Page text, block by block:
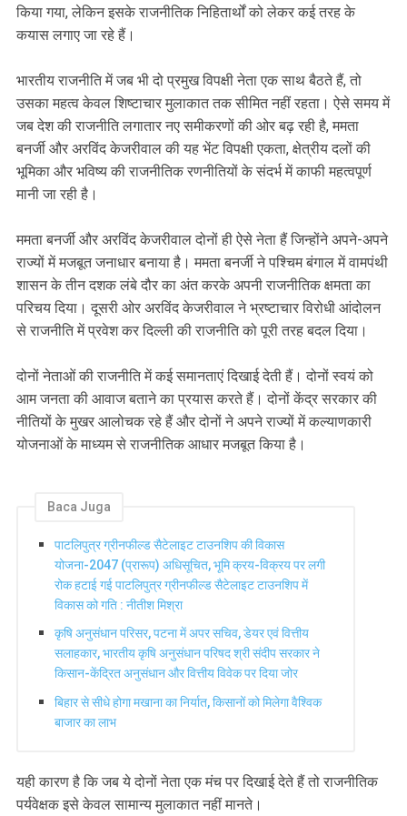
किया गया, लेकिन इसके राजनीतिक निहितार्थों को लेकर कई तरह के
कयास लगाए जा रहे हैं।
भारतीय राजनीति में जब भी दो प्रमुख विपक्षी नेता एक साथ बैठते हैं, तो
उसका महत्व केवल शिष्टाचार मुलाकात तक सीमित नहीं रहता। ऐसे समय में
जब देश की राजनीति लगातार नए समीकरणों की ओर बढ़ रही है, ममता
बनर्जी और अरविंद केजरीवाल की यह भेंट विपक्षी एकता, क्षेत्रीय दलों की
भूमिका और भविष्य की राजनीतिक रणनीतियों के संदर्भ में काफी महत्वपूर्ण
मानी जा रही है।
ममता बनर्जी और अरविंद केजरीवाल दोनों ही ऐसे नेता हैं जिन्होंने अपने-अपने
राज्यों में मजबूत जनाधार बनाया है। ममता बनर्जी ने पश्चिम बंगाल में वामपंथी
शासन के तीन दशक लंबे दौर का अंत करके अपनी राजनीतिक क्षमता का
परिचय दिया। दूसरी ओर अरविंद केजरीवाल ने भ्रष्टाचार विरोधी आंदोलन
से राजनीति में प्रवेश कर दिल्ली की राजनीति को पूरी तरह बदल दिया।
दोनों नेताओं की राजनीति में कई समानताएं दिखाई देती हैं। दोनों स्वयं को
आम जनता की आवाज बताने का प्रयास करते हैं। दोनों केंद्र सरकार की
नीतियों के मुखर आलोचक रहे हैं और दोनों ने अपने राज्यों में कल्याणकारी
योजनाओं के माध्यम से राजनीतिक आधार मजबूत किया है।
Baca Juga
पाटलिपुत्र ग्रीनफील्ड सैटेलाइट टाउनशिप की विकास
योजना-2047 (प्रारूप) अधिसूचित, भूमि क्रय-विक्रय पर लगी
रोक हटाई गई पाटलिपुत्र ग्रीनफील्ड सैटेलाइट टाउनशिप में
विकास को गति : नीतीश मिश्रा
कृषि अनुसंधान परिसर, पटना में अपर सचिव, डेयर एवं वित्तीय
सलाहकार, भारतीय कृषि अनुसंधान परिषद श्री संदीप सरकार ने
किसान-केंद्रित अनुसंधान और वित्तीय विवेक पर दिया जोर
बिहार से सीधे होगा मखाना का निर्यात, किसानों को मिलेगा वैश्विक
बाजार का लाभ
यही कारण है कि जब ये दोनों नेता एक मंच पर दिखाई देते हैं तो राजनीतिक
पर्यवेक्षक इसे केवल सामान्य मुलाकात नहीं मानते।